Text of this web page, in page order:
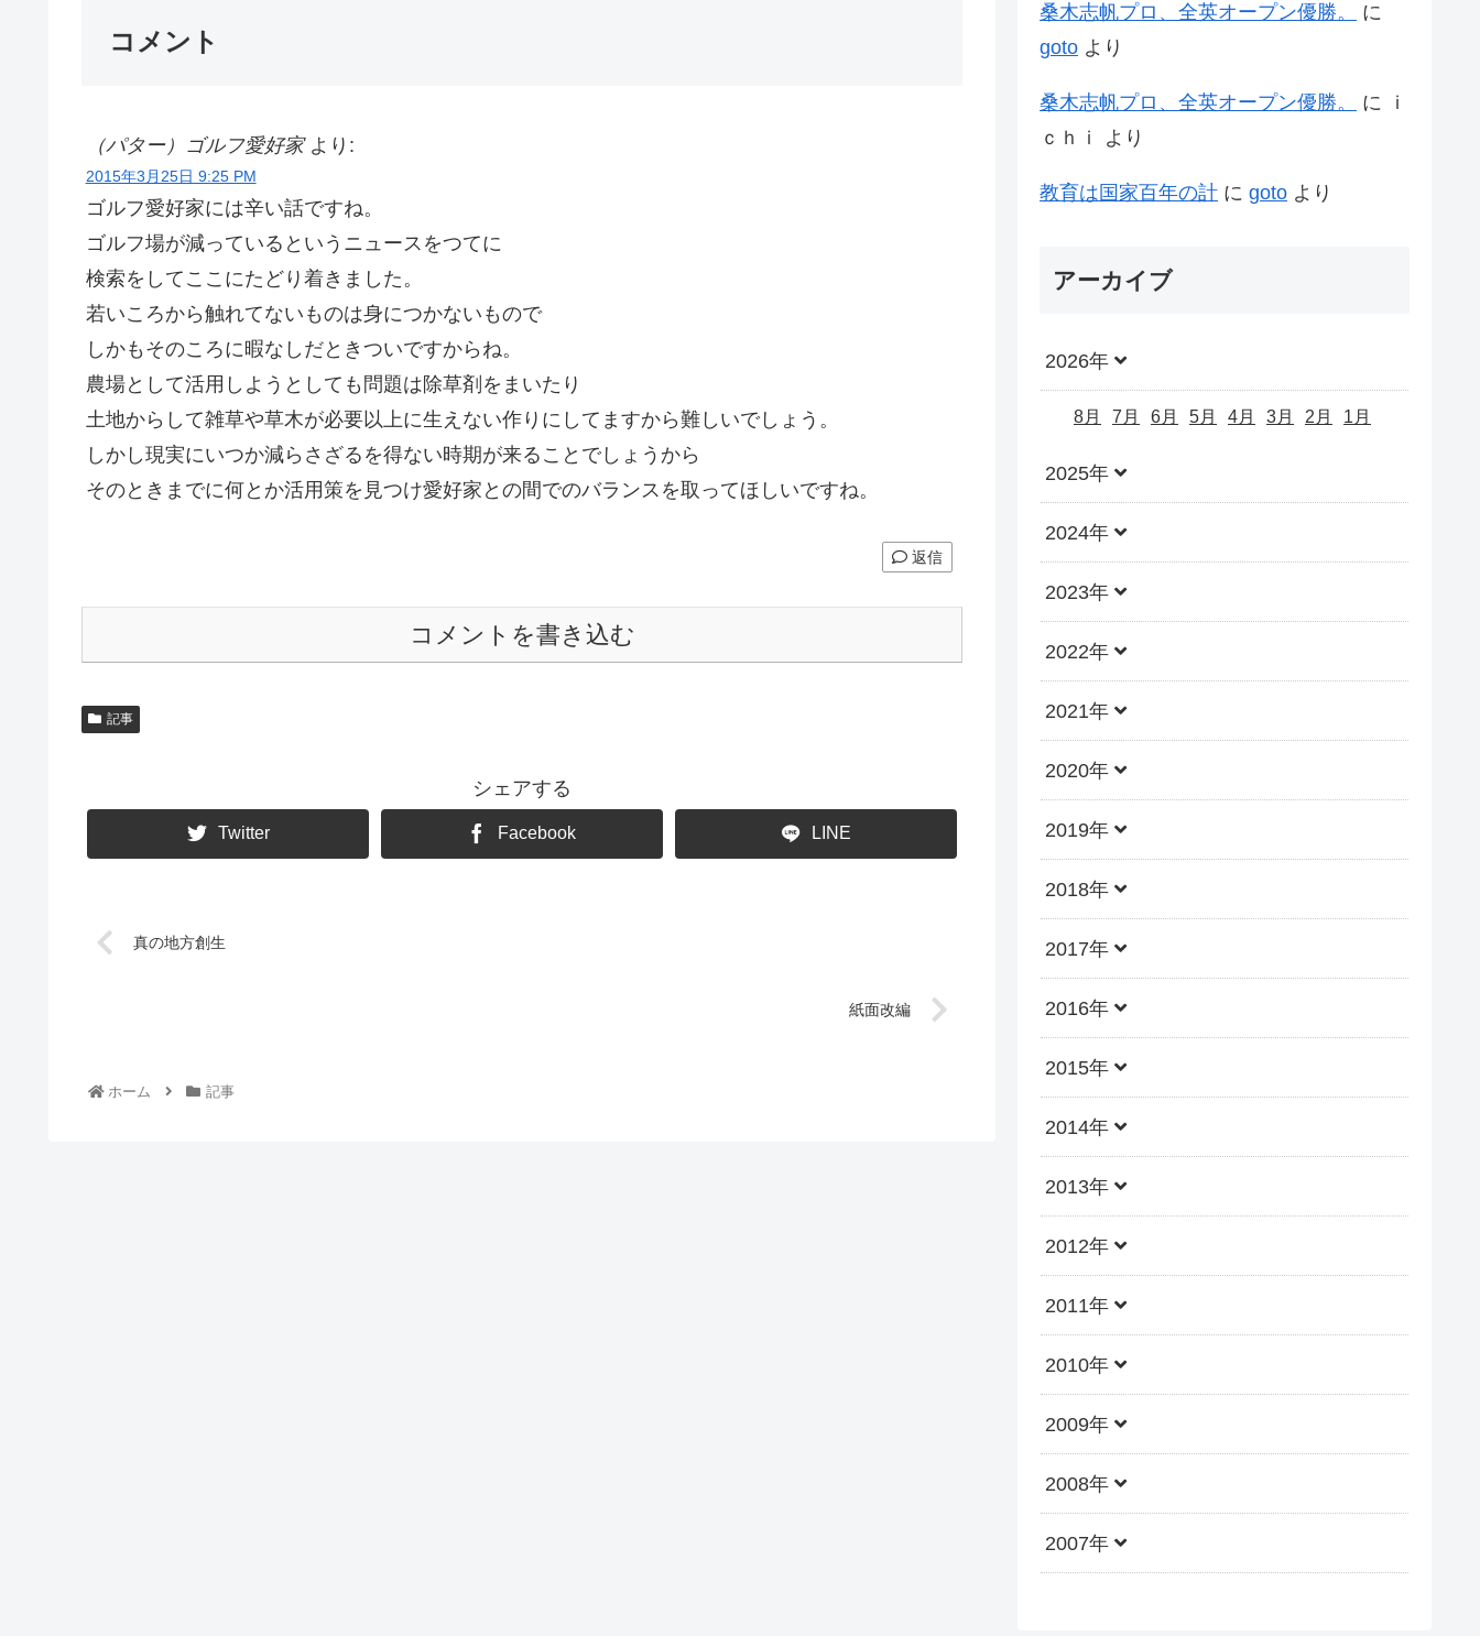
コメント
（パター）ゴルフ愛好家 より:
2015年3月25日 9:25 PM
ゴルフ愛好家には辛い話ですね。
ゴルフ場が減っているというニュースをつてに
検索をしてここにたどり着きました。
若いころから触れてないものは身につかないもので
しかもそのころに暇なしだときついですからね。
農場として活用しようとしても問題は除草剤をまいたり
土地からして雑草や草木が必要以上に生えない作りにしてますから難しいでしょう。
しかし現実にいつか減らさざるを得ない時期が来ることでしょうから
そのときまでに何とか活用策を見つけ愛好家との間でのバランスを取ってほしいですね。
返信
コメントを書き込む
記事
シェアする
Twitter Facebook LINE
真の地方創生
紙面改編
ホーム 記事
桑木志帆プロ、全英オープン優勝。
に
goto より
桑木志帆プロ、全英オープン優勝。 に
ｉ
ｃｈｉ
より
教育は国家百年の計 に goto より
アーカイブ
2026年
8月 7月 6月 5月 4月 3月 2月 1月
2025年
2024年
2023年
2022年
2021年
2020年
2019年
2018年
2017年
2016年
2015年
2014年
2013年
2012年
2011年
2010年
2009年
2008年
2007年